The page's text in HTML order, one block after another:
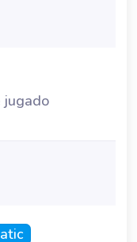
jugado